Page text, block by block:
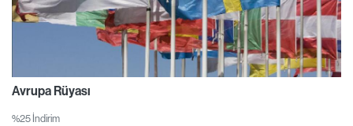
Avrupa Rüyası
%25 İndirim